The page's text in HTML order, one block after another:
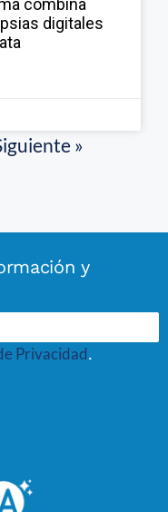
combina
digitales
»
y
Privacidad.